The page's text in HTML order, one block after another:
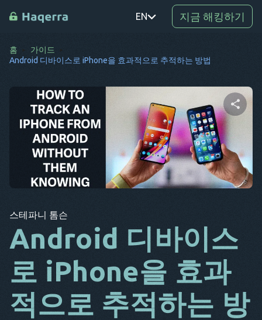
EN
PT
RO
DE
SV
KO
CS
DA
IT
지금 해킹하기
홈
가이드
Android 디바이스로 iPhone을 효과적으로 추적하는 방법
이 문서 공유하기
트위터 Facebook 링크 복사
스테파니 톰슨
Android 디바이스
로 iPhone을 효과
적으로 추적하는 방